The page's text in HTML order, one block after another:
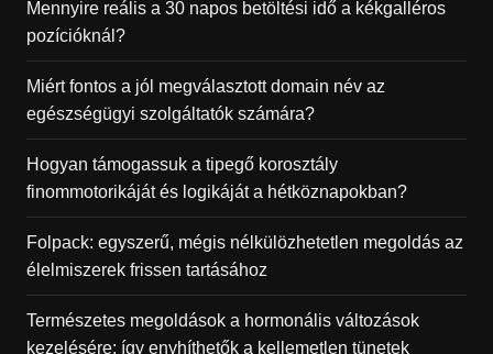
Mennyire reális a 30 napos betöltési idő a kékgalléros
pozícióknál?
Miért fontos a jól megválasztott domain név az
egészségügyi szolgáltatók számára?
Hogyan támogassuk a tipegő korosztály
finommotorikáját és logikáját a hétköznapokban?
Folpack: egyszerű, mégis nélkülözhetetlen megoldás az
élelmiszerek frissen tartásához
Természetes megoldások a hormonális változások
kezelésére: így enyhíthetők a kellemetlen tünetek